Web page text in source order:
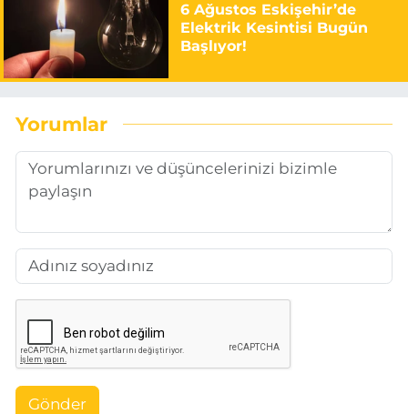
6 Ağustos Eskişehir’de
Elektrik Kesintisi Bugün
Başlıyor!
Yorumlar
Gönder